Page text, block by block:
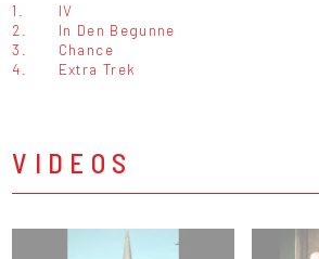
1.
IV
2.
In Den Begunne
3.
Chance
4.
Extra Trek
VIDEOS